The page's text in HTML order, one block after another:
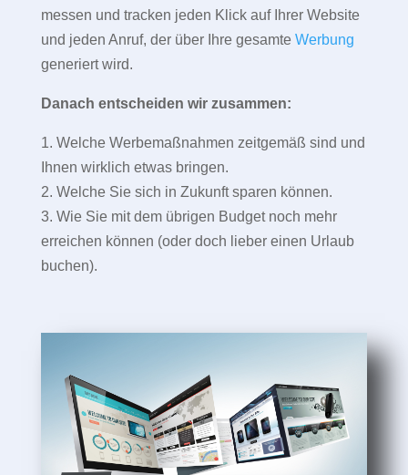
messen und tracken jeden Klick auf Ihrer Website
und jeden Anruf, der über Ihre gesamte Werbung
generiert wird.
Danach entscheiden wir zusammen:
1. Welche Werbemaßnahmen zeitgemäß sind und
Ihnen wirklich etwas bringen.
2. Welche Sie sich in Zukunft sparen können.
3. Wie Sie mit dem übrigen Budget noch mehr
erreichen können (oder doch lieber einen Urlaub
buchen).